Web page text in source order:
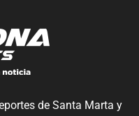
de Santa Marta y